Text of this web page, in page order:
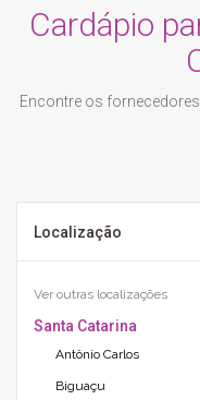
Cardápio
Encontre os
Localização
Ver outras localizações
Santa Catarina
Antônio Carlos
Biguaçu